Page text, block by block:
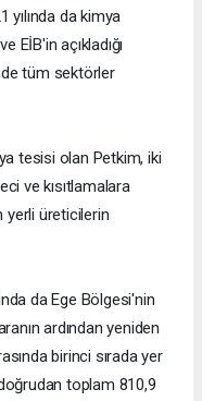
yılında da kimya
açıkladığı
tüm sektörler
tesisi olan Petkim, iki
ve kısıtlamalara
yerli üreticilerin
da Ege Bölgesi'nin
ardından yeniden
birinci sırada yer
toplam 810,9